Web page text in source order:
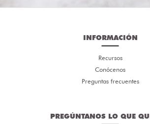
INFORMACIÓN
Recursos
Conócenos
Preguntas frecuentes
PREGÚNTANOS LO QUE